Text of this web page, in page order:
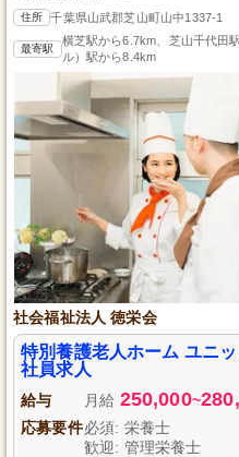
住所 千葉県山武郡芝山町山中1337-1
最寄駅
横芝駅から6.7km、芝山千代田
ル）駅から8.4km
社会福祉法人 徳栄会
特別養護老人ホーム ユニ
社員求人
給与 月給 250,000~
応募要件必須: 栄養士
歓迎: 管理栄養士